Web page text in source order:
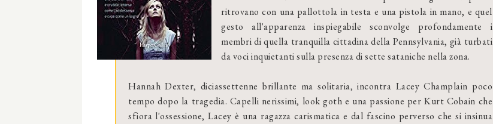
ritrovano con una pallottola in testa e una pistola in mano, e quel
gesto all'apparenza inspiegabile sconvolge profondamente i
membri di quella tranquilla cittadina della Pennsylvania, già turbati
da voci inquietanti sulla presenza di sette sataniche nella zona.
Hannah Dexter, diciassettenne brillante ma solitaria, incontra Lacey Champlain poco
tempo dopo la tragedia. Capelli nerissimi, look goth e una passione per Kurt Cobain che
sfiora l'ossessione, Lacey è una ragazza carismatica e dal fascino perverso che si insinua